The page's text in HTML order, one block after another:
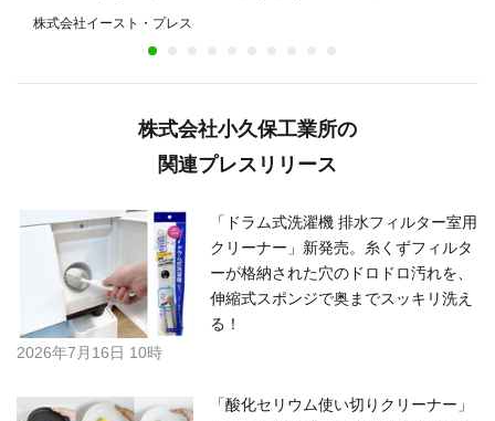
ィ『思春期お坊ちゃんと万能執事』第3巻、8月7日発
株式会社イースト・プレス
株式会社小久保工業所の
関連プレスリリース
「ドラム式洗濯機 排水フィルター室用
クリーナー」新発売。糸くずフィルタ
ーが格納された穴のドロドロ汚れを、
伸縮式スポンジで奥までスッキリ洗え
る！
2026年7月16日 10時
「酸化セリウム使い切りクリーナー」